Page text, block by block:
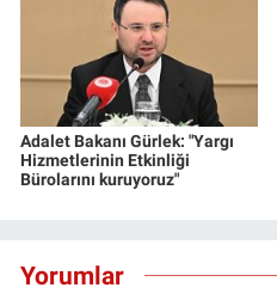
Adalet Bakanı Gürlek: "Yargı
Hizmetlerinin Etkinliği
Bürolarını kuruyoruz"
Yorumlar